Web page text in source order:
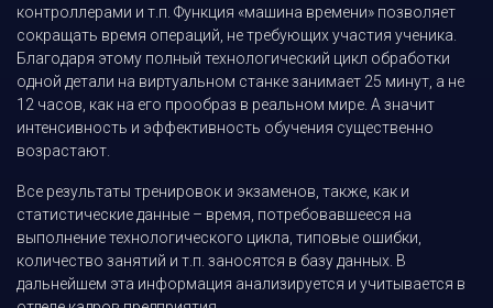
контроллерами и т.п. Функция «машина времени» позволяет
сокращать время операций, не требующих участия ученика.
Благодаря этому полный технологический цикл обработки
одной детали на виртуальном станке занимает 25 минут, а не
12 часов, как на его прообраз в реальном мире. А значит
интенсивность и эффективность обучения существенно
возрастают.
Все результаты тренировок и экзаменов, также, как и
статистические данные – время, потребовавшееся на
выполнение технологического цикла, типовые ошибки,
количество занятий и т.п. заносятся в базу данных. В
дальнейшем эта информация анализируется и учитывается в